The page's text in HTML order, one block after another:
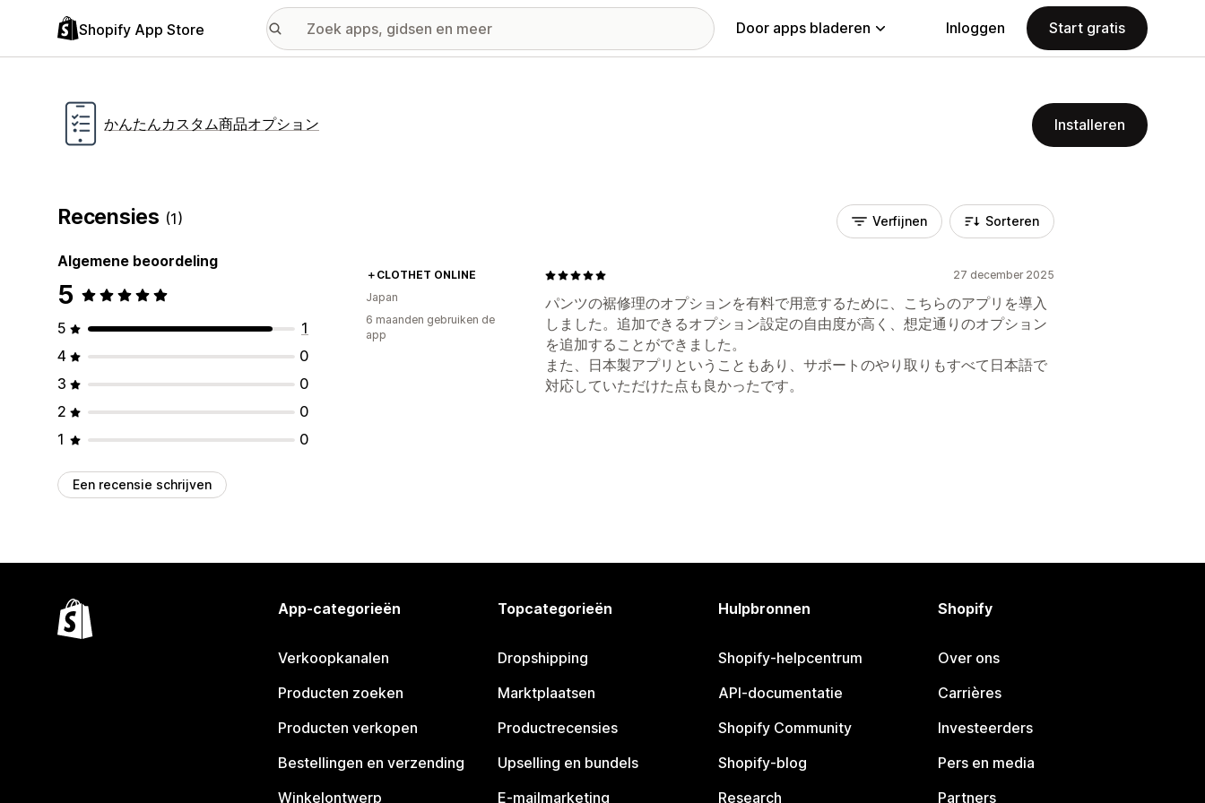
Shopify App Store Door apps bladeren Inloggen Start gratis
かんたんカスタム商品オプション Installeren
Recensies (1)
Algemene beoordeling
5
5
1
4
0
3
0
2
0
1
0
Een recensie schrijven
Verfijnen Sorteren
27 december 2025
パンツの裾修理のオプションを有料で用意するために、こちらのアプリを導入
しました。追加できるオプション設定の自由度が高く、想定通りのオプション
を追加することができました。
また、日本製アプリということもあり、サポートのやり取りもすべて日本語で
対応していただけた点も良かったです。
＋CLOTHET ONLINE
Japan
6 maanden gebruiken de
app
App-categorieën
Verkoopkanalen
Producten zoeken
Producten verkopen
Bestellingen en verzending
Winkelontwerp
Topcategorieën
Dropshipping
Marktplaatsen
Productrecensies
Upselling en bundels
E-mailmarketing
Hulpbronnen
Shopify-helpcentrum
API-documentatie
Shopify Community
Shopify-blog
Research
Shopify
Over ons
Carrières
Investeerders
Pers en media
Partners